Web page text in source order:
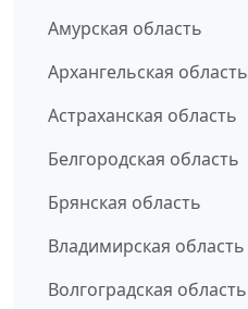
Амурская область
Архангельская область
Астраханская область
Белгородская область
Брянская область
Владимирская область
Волгоградская область